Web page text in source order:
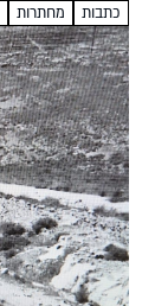
כתבות
מחתרות